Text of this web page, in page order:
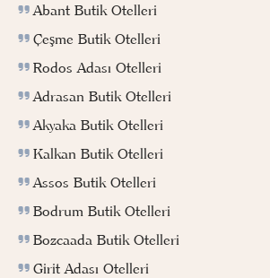
Abant Butik Otelleri
Çeşme Butik Otelleri
Rodos Adası Otelleri
Adrasan Butik Otelleri
Akyaka Butik Otelleri
Kalkan Butik Otelleri
Assos Butik Otelleri
Bodrum Butik Otelleri
Bozcaada Butik Otelleri
Girit Adası Otelleri